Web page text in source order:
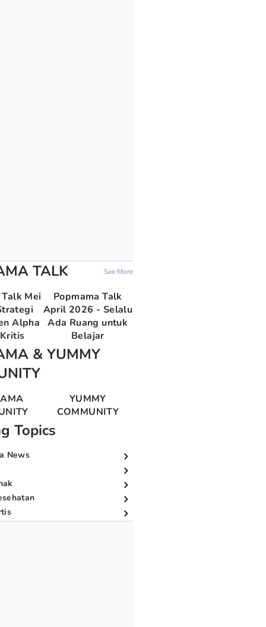
TALK See More
Mei
Alpha
Popmama Talk
April 2026 - Selalu
Ada Ruang untuk
Belajar
& YUMMY
YUMMY
COMMUNITY
Topics
News